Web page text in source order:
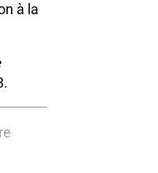
à la